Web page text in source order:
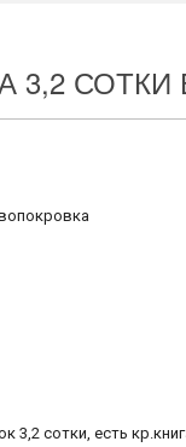
3,2
3,2 сотки, есть